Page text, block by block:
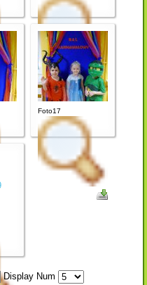
Foto17
Display Num